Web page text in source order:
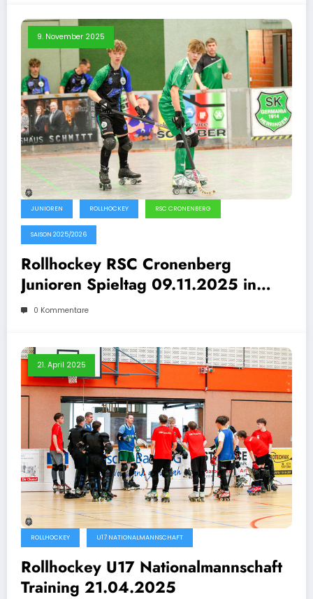
9. November 2025
JUNIOREN ROLLHOCKEY RSC CRONENBERG
SAISON 2025/2026
Rollhockey RSC Cronenberg
Junioren Spieltag 09.11.2025 in
Herringen
0 Kommentare
21. April 2025
ROLLHOCKEY U17 NATIONALMANNSCHAFT
Rollhockey U17 Nationalmannschaft
Training 21.04.2025